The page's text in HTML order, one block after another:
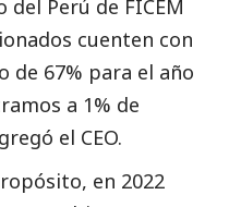
del Perú de FICEM
cuenten con
67% para el año
a 1% de
el CEO.
en 2022